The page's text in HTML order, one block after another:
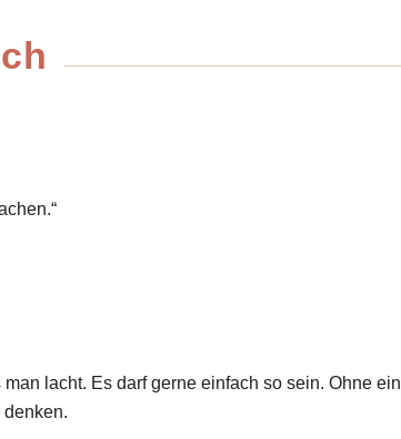
lacht. Es darf gerne einfach so sein. Ohne ein